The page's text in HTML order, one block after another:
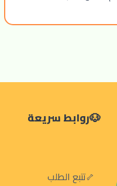
روابط سريعة
تتبع الطلب